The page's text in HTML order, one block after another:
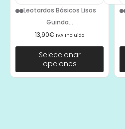
Leotardos Básicos Lisos
Guinda...
13,90€ IVA Incluido
Seleccionar
opciones